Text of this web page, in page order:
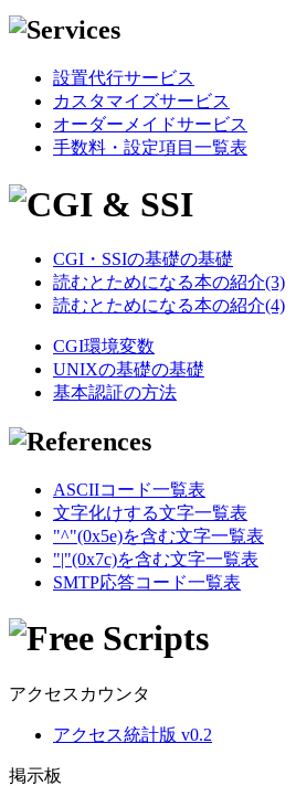
設置代行サービス
カスタマイズサービス
オーダーメイドサービス
手数料・設定項目一覧表
CGI・SSIの基礎の基礎
読むとためになる本の紹介(3)
読むとためになる本の紹介(4)
CGI環境変数
UNIXの基礎の基礎
基本認証の方法
ASCIIコード一覧表
文字化けする文字一覧表
"^"(0x5e)を含む文字一覧表
"|"(0x7c)を含む文字一覧表
SMTP応答コード一覧表
アクセスカウンタ
アクセス統計版 v0.2
掲示板